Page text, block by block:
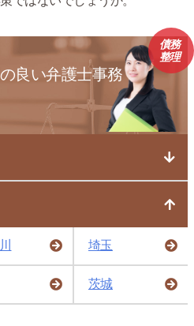
良い弁護士事務
債務
整理
埼玉
茨城